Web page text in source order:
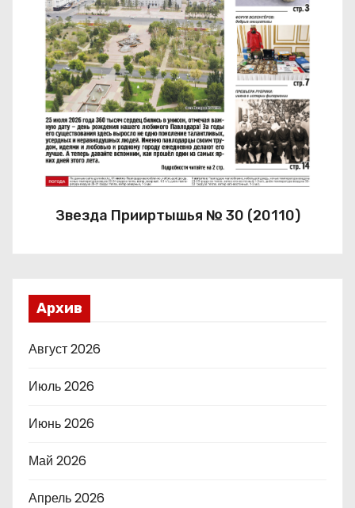
Звезда Прииртышья № 30 (20110)
Архив
Август 2026
Июль 2026
Июнь 2026
Май 2026
Апрель 2026